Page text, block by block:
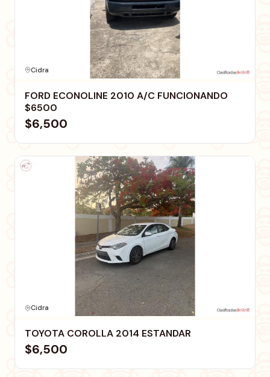
Cidra
FORD ECONOLINE 2010 A/C FUNCIONANDO
$6500
$6,500
Cidra
TOYOTA COROLLA 2014 ESTANDAR
$6,500